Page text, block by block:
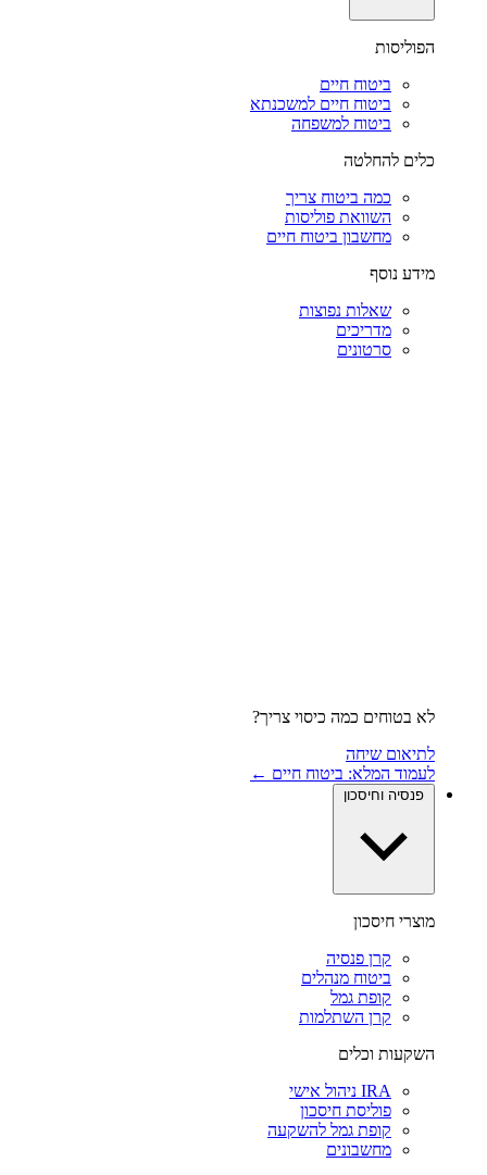
הפוליסות
ביטוח חיים
ביטוח חיים למשכנתא
ביטוח למשפחה
כלים להחלטה
כמה ביטוח צריך
השוואת פוליסות
מחשבון ביטוח חיים
מידע נוסף
שאלות נפוצות
מדריכים
סרטונים
לא בטוחים כמה כיסוי צריך?
לתיאום שיחה
לעמוד המלא: ביטוח חיים ←
פנסיה וחיסכון
מוצרי חיסכון
קרן פנסיה
ביטוח מנהלים
קופת גמל
קרן השתלמות
השקעות וכלים
IRA ניהול אישי
פוליסת חיסכון
קופת גמל להשקעה
מחשבונים